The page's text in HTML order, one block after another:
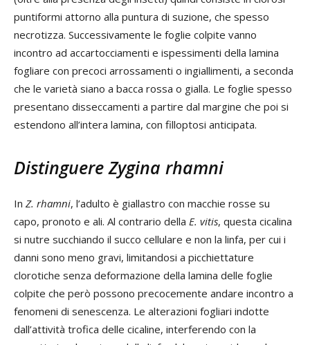
puntiformi attorno alla puntura di suzione, che spesso
necrotizza. Successivamente le foglie colpite vanno
incontro ad accartocciamenti e ispessimenti della lamina
fogliare con precoci arrossamenti o ingiallimenti, a seconda
che le varietà siano a bacca rossa o gialla. Le foglie spesso
presentano disseccamenti a partire dal margine che poi si
estendono all’intera lamina, con filloptosi anticipata.
DistinguereZygina rhamni
In Z. rhamni, l’adulto è giallastro con macchie rosse su
capo, pronoto e ali. Al contrario della E. vitis, questa cicalina
si nutre succhiando il succo cellulare e non la linfa, per cui i
danni sono meno gravi, limitandosi a picchiettature
clorotiche senza deformazione della lamina delle foglie
colpite che però possono precocemente andare incontro a
fenomeni di senescenza. Le alterazioni fogliari indotte
dall’attività trofica delle cicaline, interferendo con la